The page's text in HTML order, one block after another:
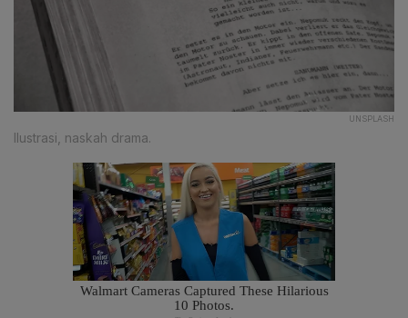
UNSPLASH
Ilustrasi, naskah drama.